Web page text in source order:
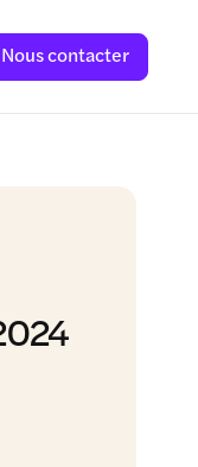
Nous contacter